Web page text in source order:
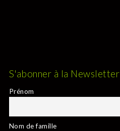
S'abonner à la Newsletter
Prénom
Nom de famille